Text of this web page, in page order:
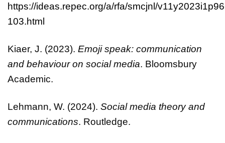
https://ideas.repec.org/a/rfa/smcjnl/
103.html
Kiaer, J. (2023). Emoji speak: communication
and behaviour on social media. Bloomsbury
Academic.
Lehmann, W. (2024). Social media theory and
communications. Routledge.